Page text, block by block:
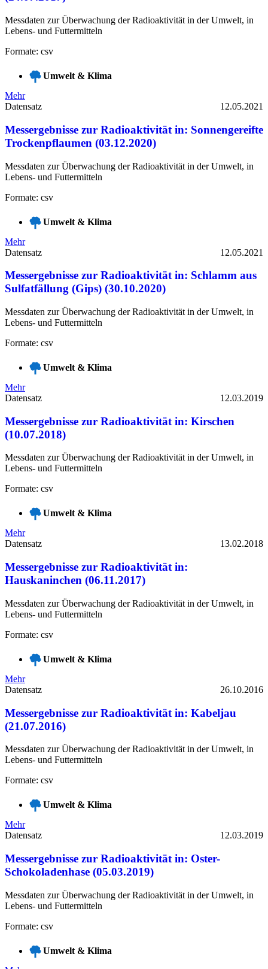
Messdaten zur Überwachung der Radioaktivität in der Umwelt, in
Lebens- und Futtermitteln
Formate: csv
Umwelt & Klima
Mehr
Datensatz
12.05.2021
Messergebnisse zur Radioaktivität in: Sonnengereifte
Trockenpflaumen (03.12.2020)
Messdaten zur Überwachung der Radioaktivität in der Umwelt, in
Lebens- und Futtermitteln
Formate: csv
Umwelt & Klima
Mehr
Datensatz
12.05.2021
Messergebnisse zur Radioaktivität in: Schlamm aus
Sulfatfällung (Gips) (30.10.2020)
Messdaten zur Überwachung der Radioaktivität in der Umwelt, in
Lebens- und Futtermitteln
Formate: csv
Umwelt & Klima
Mehr
Datensatz
12.03.2019
Messergebnisse zur Radioaktivität in: Kirschen
(10.07.2018)
Messdaten zur Überwachung der Radioaktivität in der Umwelt, in
Lebens- und Futtermitteln
Formate: csv
Umwelt & Klima
Mehr
Datensatz
13.02.2018
Messergebnisse zur Radioaktivität in:
Hauskaninchen (06.11.2017)
Messdaten zur Überwachung der Radioaktivität in der Umwelt, in
Lebens- und Futtermitteln
Formate: csv
Umwelt & Klima
Mehr
Datensatz
26.10.2016
Messergebnisse zur Radioaktivität in: Kabeljau
(21.07.2016)
Messdaten zur Überwachung der Radioaktivität in der Umwelt, in
Lebens- und Futtermitteln
Formate: csv
Umwelt & Klima
Mehr
Datensatz
12.03.2019
Messergebnisse zur Radioaktivität in: Oster-
Schokoladenhase (05.03.2019)
Messdaten zur Überwachung der Radioaktivität in der Umwelt, in
Lebens- und Futtermitteln
Formate: csv
Umwelt & Klima